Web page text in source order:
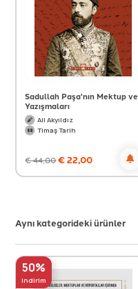
Sadullah Paşa'nın Mektup ve
Yazışmaları
Ali Akyıldız
Timaş Tarih
€44,00€22,00
Aynı kategorideki ürünler
50%
indirim